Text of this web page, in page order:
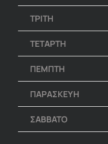
ΤΡΙΤΗ
ΤΕΤΑΡΤΗ
ΠΕΜΠΤΗ
ΠΑΡΑΣΚΕΥΗ
ΣΑΒΒΑΤΟ